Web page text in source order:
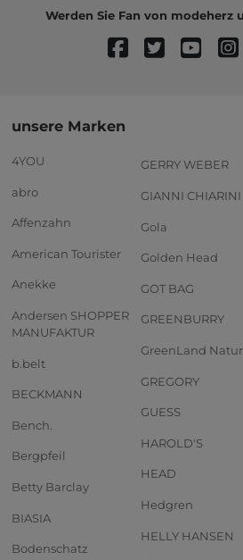
Werden Sie Fan von modeherz
unsere Marken
4YOU
abro
Affenzahn
American Tourister
Anekke
Andersen SHOPPER
MANUFAKTUR
b.belt
BECKMANN
Bench.
Bergpfeil
Betty Barclay
BIASIA
Bodenschatz
GERRY WEBER
GIANNI CHIARINI
Gola
Golden Head
GOT BAG
GREENBURRY
GreenLand
GREGORY
GUESS
HAROLD'S
HEAD
Hedgren
HELLY HANSEN